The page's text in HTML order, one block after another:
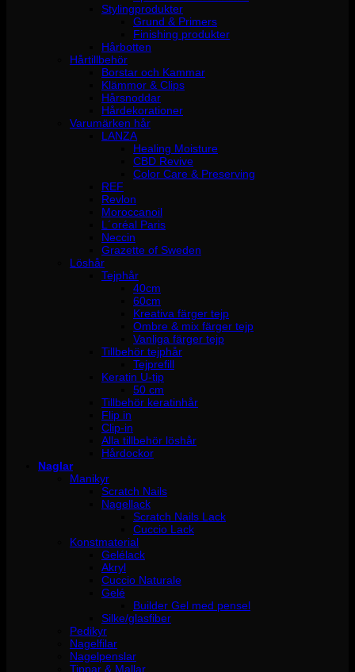
Stylingprodukter
Grund & Primers
Finishing produkter
Hårbotten
Hårtillbehör
Borstar och Kammar
Klämmor & Clips
Hårsnoddar
Hårdekorationer
Varumärken hår
LANZA
Healing Moisture
CBD Revive
Color Care & Preserving
REF
Revlon
Moroccanoil
L´oréal Paris
Neccin
Grazette of Sweden
Löshår
Tejphår
40cm
60cm
Kreativa färger tejp
Ombre & mix färger tejp
Vanliga färger tejp
Tillbehör tejphår
Tejprefill
Keratin U-tip
50 cm
Tillbehör keratinhår
Flip in
Clip-in
Alla tillbehör löshår
Hårdockor
Naglar
Manikyr
Scratch Nails
Nagellack
Scratch Nails Lack
Cuccio Lack
Konstmaterial
Gelélack
Akryl
Cuccio Naturale
Gelé
Builder Gel med pensel
Silke/glasfiber
Pedikyr
Nagelfilar
Nagelpenslar
Tippar & Mallar